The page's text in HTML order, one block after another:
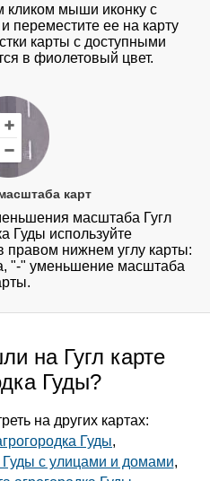
кликом мыши иконку с
переместите ее на карту
карты с доступными
в фиолетовый цвет.
карт
масштаба Гугл
Гуды используйте
правом нижнем углу карты:
"-" уменьшение масштаба
на Гугл карте
Гуды?
на других картах:
Гуды,
Гуды с улицами и домами,